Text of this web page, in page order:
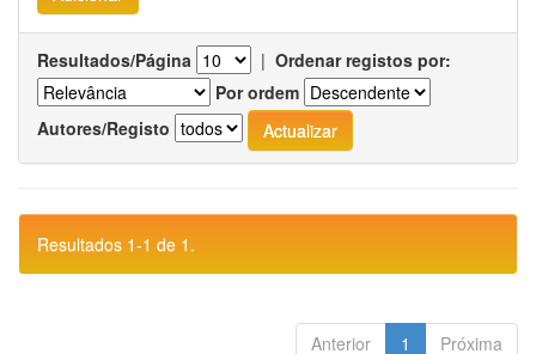
Resultados/Página | Ordenar registos por:
Por ordem
Autores/Registo
Resultados 1-1 de 1.
Anterior 1 Próxima